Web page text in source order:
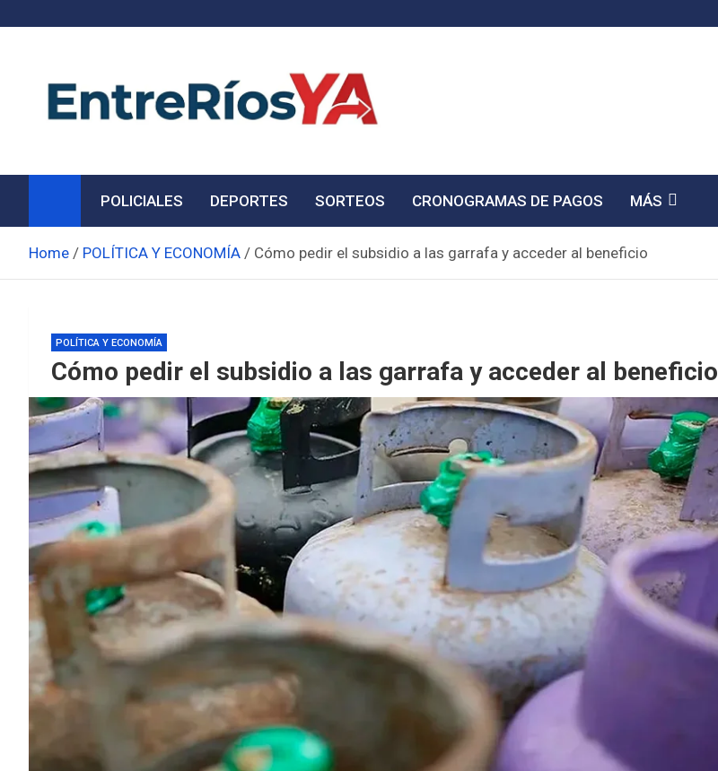
Noticias de Entre Ríos
POLICIALES DEPORTES SORTEOS CRONOGRAMAS DE PAGOS MÁS
Home POLÍTICA Y ECONOMÍA Cómo pedir el subsidio a las garrafa y acceder al beneficio
POLÍTICA Y ECONOMÍA
Cómo pedir el subsidio a las garrafa y acceder al beneficio